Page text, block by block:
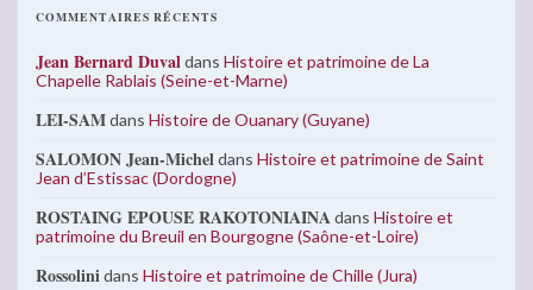
COMMENTAIRES RÉCENTS
Jean Bernard Duvaldans Histoire et patrimoine de La
Chapelle Rablais (Seine-et-Marne)
LEI-SAMdans Histoire de Ouanary (Guyane)
SALOMON Jean-Micheldans Histoire et patrimoine de Saint
Jean d’Estissac (Dordogne)
ROSTAING EPOUSE RAKOTONIAINAdans Histoire et
patrimoine du Breuil en Bourgogne (Saône-et-Loire)
Rossolinidans Histoire et patrimoine de Chille (Jura)